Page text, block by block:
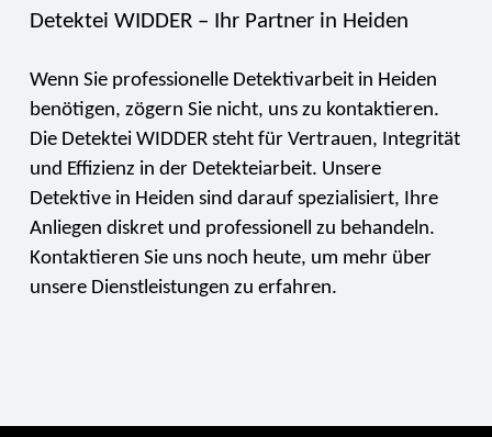
Detektei WIDDER – Ihr Partner in Heiden
Wenn Sie professionelle Detektivarbeit in Heiden
benötigen, zögern Sie nicht, uns zu kontaktieren.
Die Detektei WIDDER steht für Vertrauen, Integrität
und Effizienz in der Detekteiarbeit. Unsere
Detektive in Heiden sind darauf spezialisiert, Ihre
Anliegen diskret und professionell zu behandeln.
Kontaktieren Sie uns noch heute, um mehr über
unsere Dienstleistungen zu erfahren.